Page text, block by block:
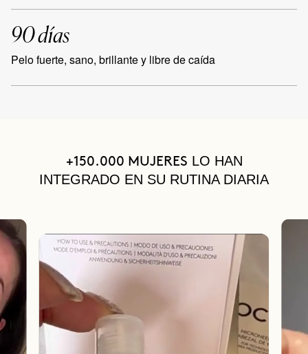
90 días
Pelo fuerte, sano, brillante y libre de caída
+150.000 MUJERES LO HAN
INTEGRADO EN SU RUTINA DIARIA